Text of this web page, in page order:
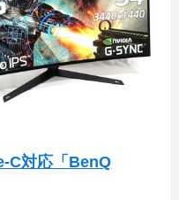
C対応「BenQ